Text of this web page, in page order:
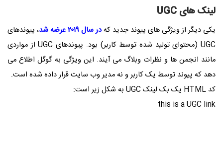
لینک های UGC
یکی دیگر از ویژگی های پیوند جدید کهدر سال ۲۰۱۹ عرضه شد
، پیوندهای
UGC (محتوای تولید شده توسط کاربر) بود. پیوندهای UGC از مواردی
مانند انجمن ها و نظرات وبلاگ می آیند. این ویژگی به گوگل اطلاع می
دهد که پیوند توسط یک کاربر و نه مدیر وب سایت قرار داده شده است.
کد HTML یک بک لینک UGC به شکل زیر است:
this is a UGC link